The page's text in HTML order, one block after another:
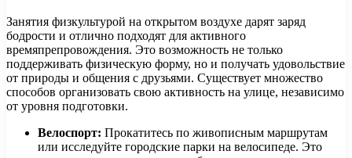
Занятия физкультурой на открытом воздухе дарят заряд
бодрости и отлично подходят для активного
времяпрепровождения. Это возможность не только
поддерживать физическую форму, но и получать удовольствие
от природы и общения с друзьями. Существует множество
способов организовать свою активность на улице, независимо
от уровня подготовки.
Велоспорт: Прокатитесь по живописным маршрутам
или исследуйте городские парки на велосипеде. Это